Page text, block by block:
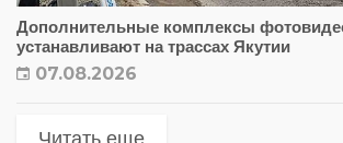
Дополнительные комплексы
устанавливают на трассах Якутии
07.08.2026
Читать еще